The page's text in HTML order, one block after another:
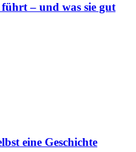
– und was sie gut
eine Geschichte